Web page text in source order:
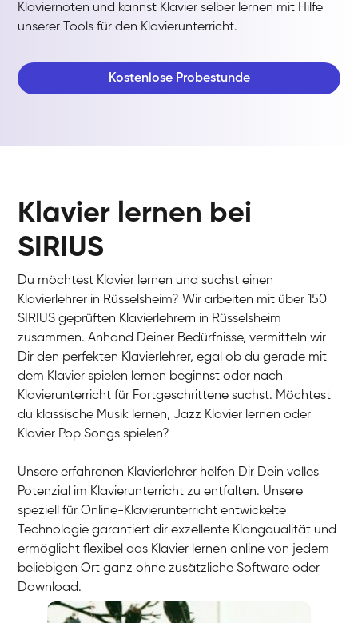
Klaviernoten und kannst Klavier selber lernen mit Hilfe
unserer Tools für den Klavierunterricht.
Kostenlose Probestunde
Klavier lernen bei
SIRIUS
Du möchtest Klavier lernen und suchst einen
Klavierlehrer in Rüsselsheim? Wir arbeiten mit über 150
SIRIUS geprüften Klavierlehrern in Rüsselsheim
zusammen. Anhand Deiner Bedürfnisse, vermitteln wir
Dir den perfekten Klavierlehrer, egal ob du gerade mit
dem Klavier spielen lernen beginnst oder nach
Klavierunterricht für Fortgeschrittene suchst. Möchtest
du klassische Musik lernen, Jazz Klavier lernen oder
Klavier Pop Songs spielen?
Unsere erfahrenen Klavierlehrer helfen Dir Dein volles
Potenzial im Klavierunterricht zu entfalten. Unsere
speziell für Online-Klavierunterricht entwickelte
Technologie garantiert dir exzellente Klangqualität und
ermöglicht flexibel das Klavier lernen online von jedem
beliebigen Ort ganz ohne zusätzliche Software oder
Download.